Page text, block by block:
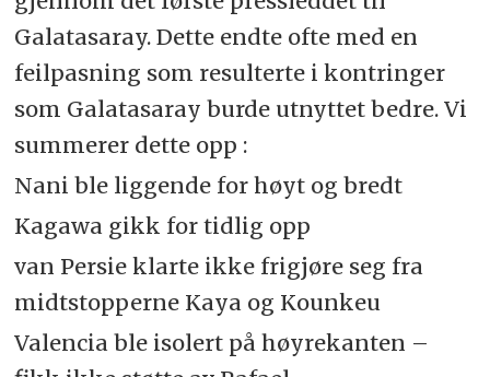
Galatasaray. Dette endte ofte med en
feilpasning som resulterte i kontringer
som Galatasaray burde utnyttet bedre. Vi
summerer dette opp :
Nani ble liggende for høyt og bredt
Kagawa gikk for tidlig opp
van Persie klarte ikke frigjøre seg fra
midtstopperne Kaya og Kounkeu
Valencia ble isolert på høyrekanten –